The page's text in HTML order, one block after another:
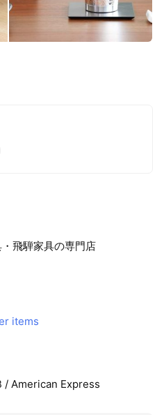
飛騨家具の専門店
items
/ American Express